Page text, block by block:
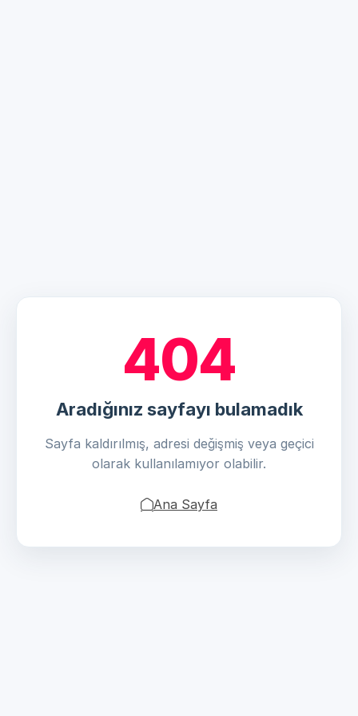
404
Aradığınız sayfayı bulamadık
Sayfa kaldırılmış, adresi değişmiş veya geçici
olarak kullanılamıyor olabilir.
Ana Sayfa